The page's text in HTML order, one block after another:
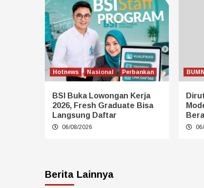
Hotnews Nasional Perbankan
BSI Buka Lowongan Kerja
2026, Fresh Graduate Bisa
Langsung Daftar
06/08/2026
BUMN
Berita Lainnya